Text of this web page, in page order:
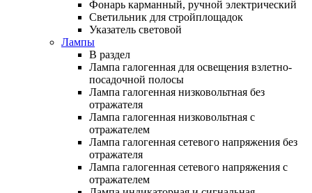
Фонарь карманный, ручной электрический
Светильник для стройплощадок
Указатель световой
Лампы
В раздел
Лампа галогенная для освещения взлетно-
посадочной полосы
Лампа галогенная низковольтная без
отражателя
Лампа галогенная низковольтная с
отражателем
Лампа галогенная сетевого напряжения без
отражателя
Лампа галогенная сетевого напряжения с
отражателем